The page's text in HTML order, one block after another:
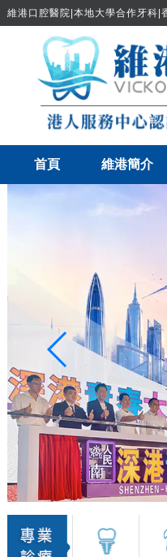
維港口腔醫院|本地大學合作牙科|
首頁 維港簡介